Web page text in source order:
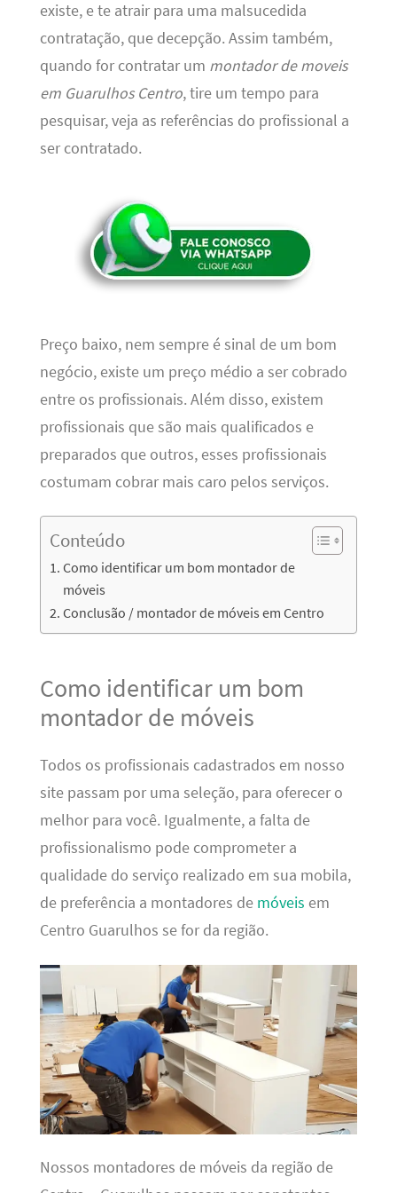
existe, e te atrair para uma malsucedida
contratação, que decepção. Assim também,
quando for contratar um montador de moveis
em Guarulhos Centro, tire um tempo para
pesquisar, veja as referências do profissional a
ser contratado.
Preço baixo, nem sempre é sinal de um bom
negócio, existe um preço médio a ser cobrado
entre os profissionais. Além disso, existem
profissionais que são mais qualificados e
preparados que outros, esses profissionais
costumam cobrar mais caro pelos serviços.
Conteúdo
Como identificar um bom montador de
móveis
Conclusão / montador de móveis em Centro
Como identificar um bom
montador de móveis
Todos os profissionais cadastrados em nosso
site passam por uma seleção, para oferecer o
melhor para você. Igualmente, a falta de
profissionalismo pode comprometer a
qualidade do serviço realizado em sua mobila,
de preferência a montadores de móveis em
Centro Guarulhos se for da região.
Nossos montadores de móveis da região de